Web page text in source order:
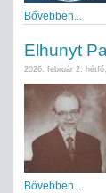
Bővebben...
Elhunyt
2026. február 2.
Bővebben...